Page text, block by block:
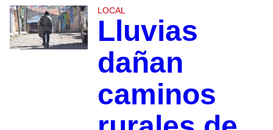
LOCAL
Lluvias
dañan
caminos